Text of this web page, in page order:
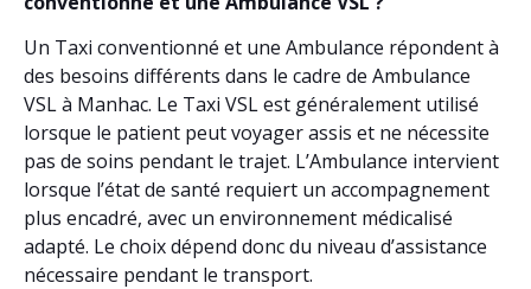
Un Taxi conventionné et une Ambulance répondent à
des besoins différents dans le cadre de Ambulance
VSL à Manhac. Le Taxi VSL est généralement utilisé
lorsque le patient peut voyager assis et ne nécessite
pas de soins pendant le trajet. L’Ambulance intervient
lorsque l’état de santé requiert un accompagnement
plus encadré, avec un environnement médicalisé
adapté. Le choix dépend donc du niveau d’assistance
nécessaire pendant le transport.